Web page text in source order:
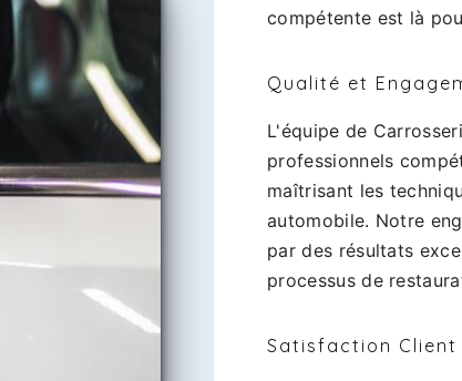
compétente est là
Qualité et
L'équipe de
professionnels
maîtrisant les
automobile. Notre
par des résultats
processus de
Satisfaction